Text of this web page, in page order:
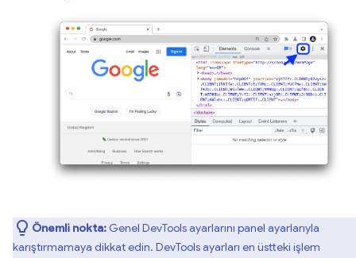
Önemli nokta: Genel DevTools ayarlarını panel ayarlarıyla
karıştırmamaya dikkat edin. DevTools ayarları en üstteki işlem